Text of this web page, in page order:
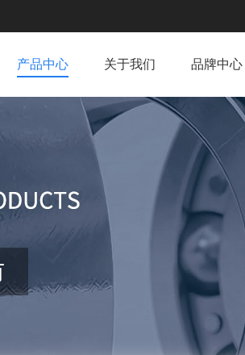
产品中心 关于我们 品牌中心